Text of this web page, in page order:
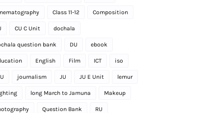
Class 11-12 Composition
CU C Unit dochala
question bank DU ebook
English Film ICT iso
journalism JU JU E Unit lemur
long March to Jamuna Makeup
Question Bank RU